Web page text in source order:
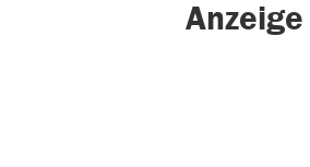
Anzeige